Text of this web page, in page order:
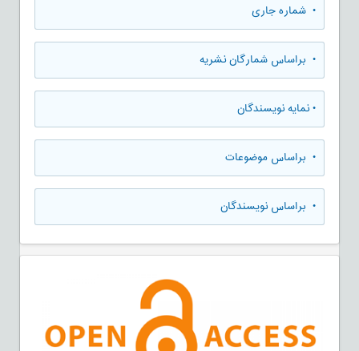
• شماره جاری
• براساس شمارگان نشریه
•نمایه نویسندگان
• براساس موضوعات
• براساس نویسندگان